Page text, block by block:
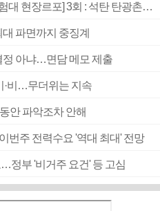
[2026 부산청소년극지체험탐험대 현장르포] 3회 : 석탄 탄광촌에서 북극 연구의 중심지로
대 파면까지 중징계
정 아냐…면담 메모 제출
·비…무더위는 지속
안 파악조차 안해
번주 전력수요 '역대 최대' 전망
정부 '비거주 요건' 등 고심